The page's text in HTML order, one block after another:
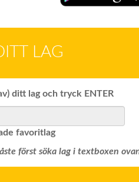
LAG
ditt lag och tryck ENTER
favoritlag
först söka lag i textboxen